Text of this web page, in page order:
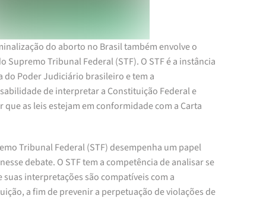
do aborto no Brasil também envolve o
Supremo Tribunal Federal (STF). O STF é a instância
do Poder Judiciário brasileiro e tem a
de interpretar a Constituição Federal e
que as leis estejam em conformidade com a Carta
Tribunal Federal (STF) desempenha um papel
debate. O STF tem a competência de analisar se
suas interpretações são compatíveis com a
a fim de prevenir a perpetuação de violações de